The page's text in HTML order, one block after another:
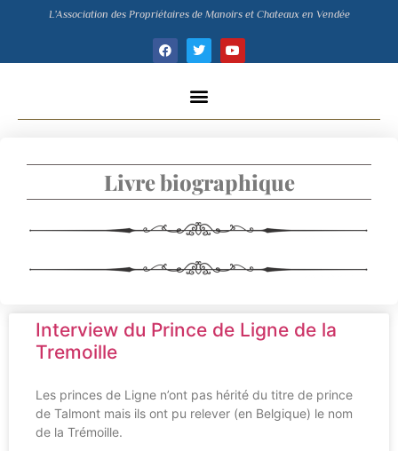
L’Association des Propriétaires de Manoirs et Chateaux en Vendée
Livre biographique
Interview du Prince de Ligne de la
Tremoille
Les princes de Ligne n’ont pas hérité du titre de prince
de Talmont mais ils ont pu relever (en Belgique) le nom
de la Trémoille.